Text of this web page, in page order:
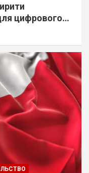
цифрового